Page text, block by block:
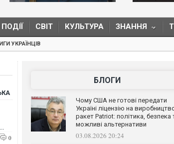
СВІТ КУЛЬТУРА ЗНАННЯ
УКРАЇНЦІВ
0
БЛОГИ
Чому США не готові передати
Україні ліцензію на
ракет Patriot: політика, безпека
можливі альтернативи
03.08.2026 20:24